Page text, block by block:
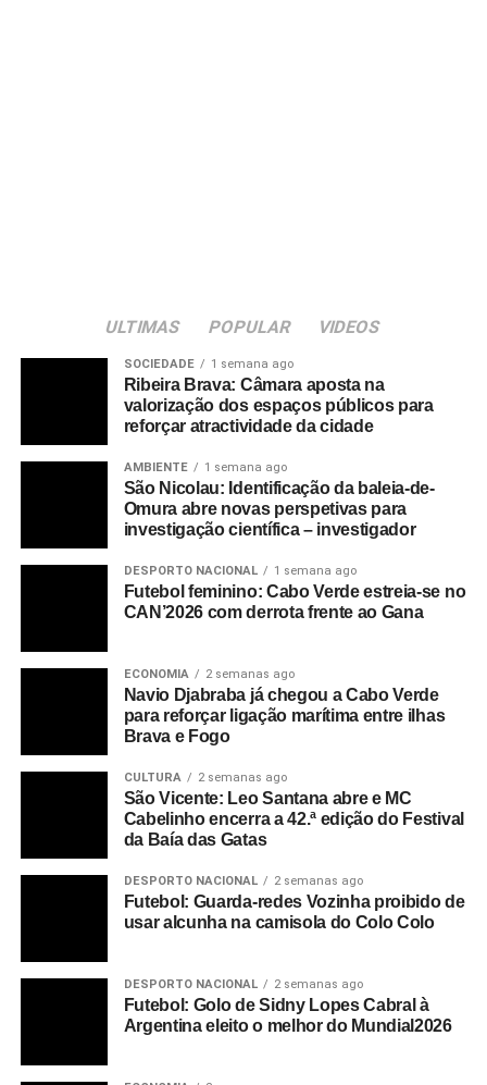
ULTIMAS POPULAR VIDEOS
SOCIEDADE 1 semana ago
Ribeira Brava: Câmara aposta na
valorização dos espaços públicos para
reforçar atractividade da cidade
AMBIENTE 1 semana ago
São Nicolau: Identificação da baleia-de-
Omura abre novas perspetivas para
investigação científica – investigador
DESPORTO NACIONAL 1 semana ago
Futebol feminino: Cabo Verde estreia-se no
CAN’2026 com derrota frente ao Gana
ECONOMIA 2 semanas ago
Navio Djabraba já chegou a Cabo Verde
para reforçar ligação marítima entre ilhas
Brava e Fogo
CULTURA 2 semanas ago
São Vicente: Leo Santana abre e MC
Cabelinho encerra a 42.ª edição do Festival
da Baía das Gatas
DESPORTO NACIONAL 2 semanas ago
Futebol: Guarda-redes Vozinha proibido de
usar alcunha na camisola do Colo Colo
DESPORTO NACIONAL 2 semanas ago
Futebol: Golo de Sidny Lopes Cabral à
Argentina eleito o melhor do Mundial2026